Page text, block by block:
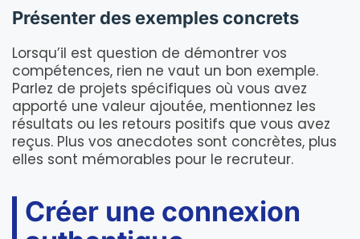
Présenter des exemples concrets
Lorsqu’il est question de démontrer vos
compétences, rien ne vaut un bon exemple.
Parlez de projets spécifiques où vous avez
apporté une valeur ajoutée, mentionnez les
résultats ou les retours positifs que vous avez
reçus. Plus vos anecdotes sont concrètes, plus
elles sont mémorables pour le recruteur.
Créer une connexion